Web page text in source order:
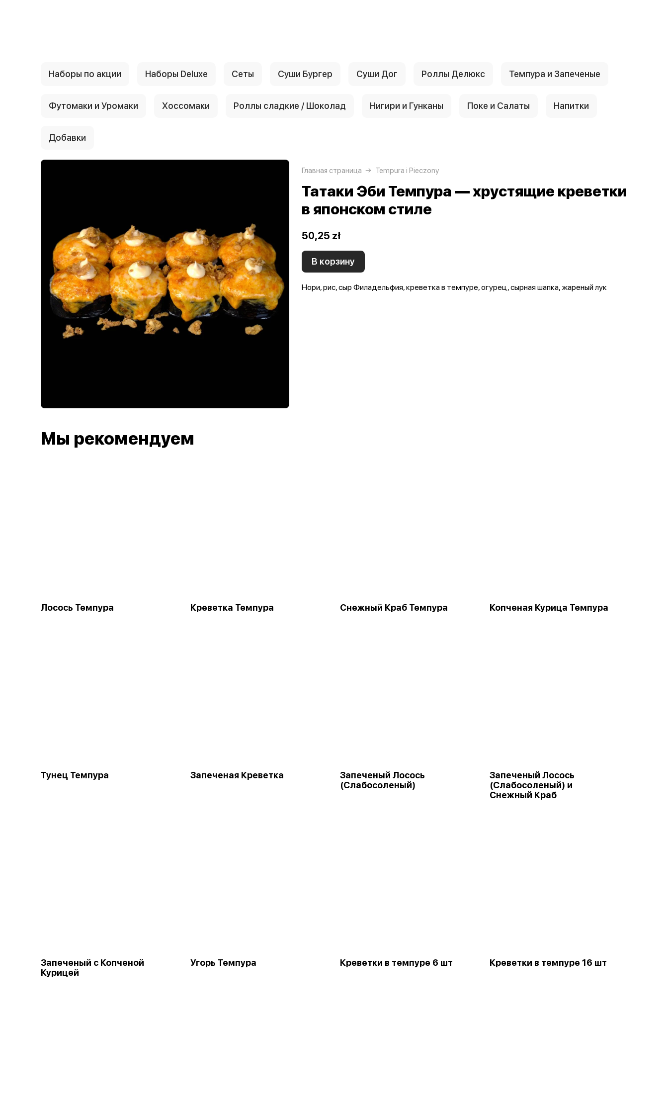
Наборы по акции Наборы Deluxe Сеты Суши Бургер Суши Дог Роллы Делюкс Темпура и Запеченые
Футомаки и Уромаки Хоссомаки Роллы сладкие / Шоколад Нигири и Гунканы Поке и Салаты Напитки
Добавки
Главная страница Tempura i Pieczony
Татаки Эби Темпура — хрустящие креветки
в японском стиле
50,25 zł
В корзину
Нори, рис, сыр Филадельфия, креветка в темпуре, огурец, сырная шапка, жареный лук
Мы рекомендуем
Лосось Темпура Креветка Темпура Снежный Краб Темпура Копченая Курица Темпура
Тунец Темпура Запеченая Креветка
Запеченый Лосось
(Слабосоленый)
Запеченый Лосось
(Слабосоленый) и
Снежный Краб
Запеченый с Копченой
Курицей
Угорь Темпура Креветки в темпуре 6 шт Креветки в темпуре 16 шт